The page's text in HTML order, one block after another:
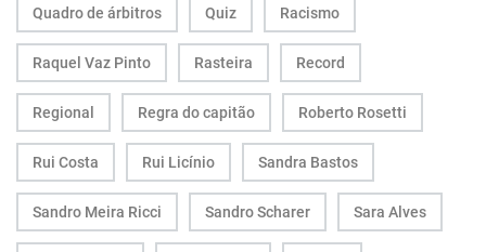
Quadro de árbitros Quiz Racismo
Raquel Vaz Pinto Rasteira Record
Regional Regra do capitão Roberto Rosetti
Rui Costa Rui Licínio Sandra Bastos
Sandro Meira Ricci Sandro Scharer Sara Alves